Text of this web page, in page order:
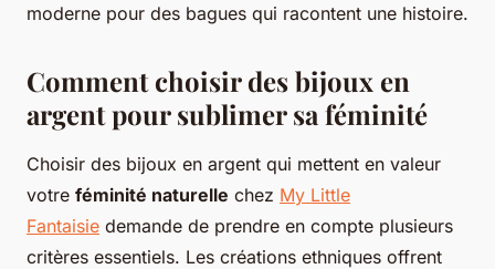
moderne pour des bagues qui racontent une histoire.
Comment choisir des bijoux en
argent pour sublimer sa féminité
Choisir des bijoux en argent qui mettent en valeur
votre féminité naturelle chez My Little
Fantaisie demande de prendre en compte plusieurs
critères essentiels. Les créations ethniques offrent